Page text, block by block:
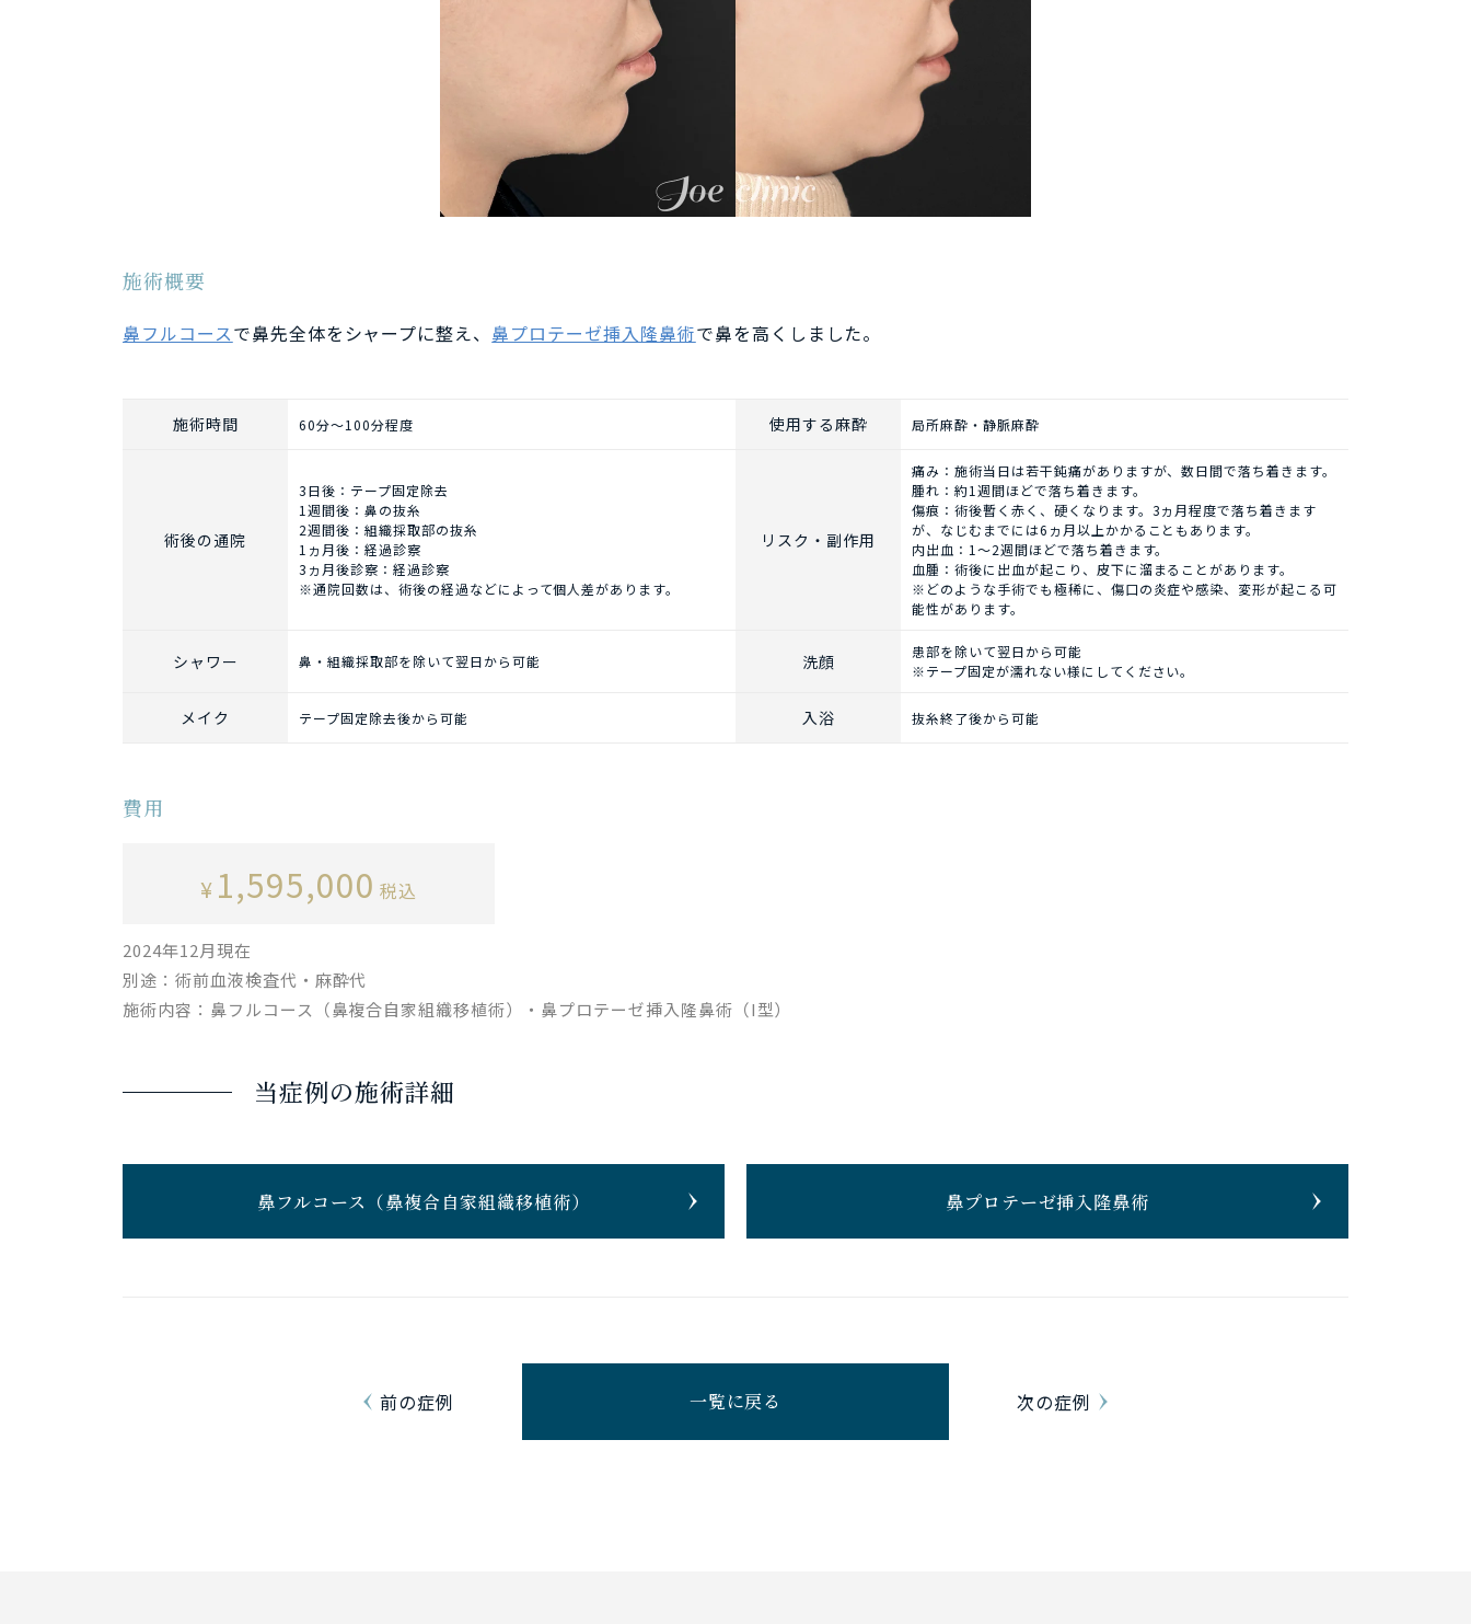
施術概要
鼻フルコースで鼻先全体をシャープに整え、 鼻プロテーゼ挿入隆鼻術で鼻を高くしました。
施術時間 60分～100分程度 使用する麻酔 局所麻酔・静脈麻酔
術後の通院
3日後：テープ固定除去
1週間後：鼻の抜糸
2週間後：組織採取部の抜糸
1ヵ月後：経過診察
3ヵ月後診察：経過診察
※通院回数は、術後の経過などによって個人差があります。
リスク・副作用
痛み：施術当日は若干鈍痛がありますが、数日間で落ち着きます。
腫れ：約1週間ほどで落ち着きます。
傷痕：術後暫く赤く、硬くなります。3ヵ月程度で落ち着きます
が、なじむまでには6ヵ月以上かかることもあります。
内出血：1～2週間ほどで落ち着きます。
血腫：術後に出血が起こり、皮下に溜まることがあります。
※どのような手術でも極稀に、傷口の炎症や感染、変形が起こる可
能性があります。
シャワー 鼻・組織採取部を除いて翌日から可能 洗顔
患部を除いて翌日から可能
※テープ固定が濡れない様にしてください。
メイク テープ固定除去後から可能 入浴 抜糸終了後から可能
費用
¥ 1,595,000 税込
2024年12月現在
別途：術前血液検査代・麻酔代
施術内容：鼻フルコース（鼻複合自家組織移植術）・鼻プロテーゼ挿入隆鼻術（I型）
当症例の施術詳細
鼻フルコース （鼻複合自家組織移植術） 鼻プロテーゼ挿入隆鼻術
前の症例 次の症例
一覧に戻る